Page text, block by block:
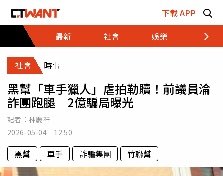
下載 APP
最新
社會 娛樂 財經
社會 時事
黑幫「車手獵人」虐拍勒贖！前議員淪
詐團跑腿 2億騙局曝光
記者： 林慶祥
2026-05-04 12:50
黑幫 車手 詐騙集團 竹聯幫